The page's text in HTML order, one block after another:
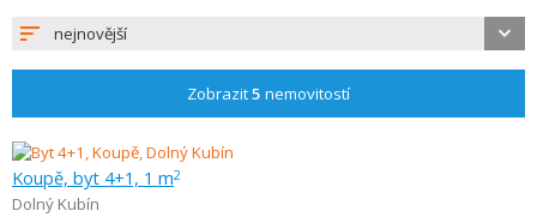
nejnovější
Zobrazit5 nemovitostí
Koupě, byt 4+1, 1 m2
Dolný Kubín